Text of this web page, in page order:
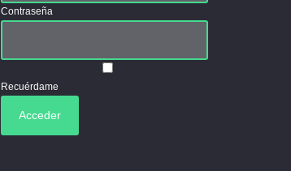
Contraseña
Recuérdame